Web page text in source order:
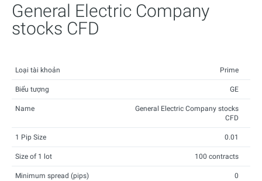
General Electric Company
stocks CFD
Loại tài khoản Prime
Biểu tượng GE
Name
General Electric Company stocks
CFD
1 Pip Size 0.01
Size of 1 lot 100 contracts
Minimum spread (pips) 0